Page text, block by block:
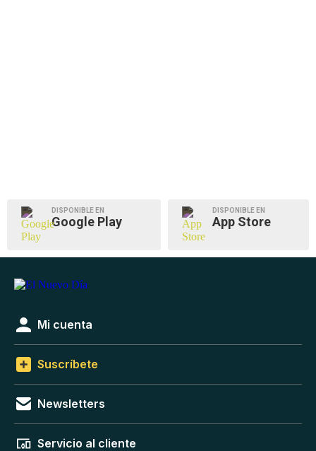
DISPONIBLE EN
Google Play
DISPONIBLE EN
App Store
Mi cuenta
Suscríbete
Newsletters
Servicio al cliente